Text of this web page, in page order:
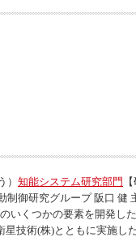
知能システム研究部門
御研究グループ 阪口 健
のいくつかの要素を開発し
技術(株)とともに実施した